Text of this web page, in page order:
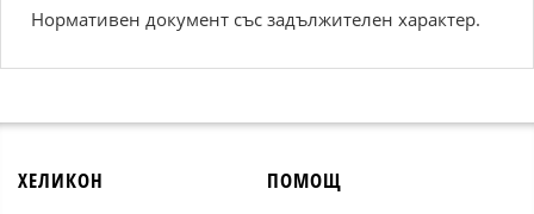
Нормативен документ със задължителен характер.
ХЕЛИКОН ПОМОЩ